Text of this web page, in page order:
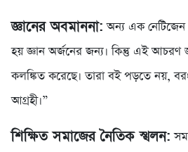
জ্ঞানের অবমাননা: অন্য এক নেটিজেন
হয় জ্ঞান অর্জনের জন্য। কিন্তু এই আচরণ
কলঙ্কিত করেছে। তারা বই পড়তে নয়,
আগ্রহী।”
শিক্ষিত সমাজের নৈতিক স্খলন: